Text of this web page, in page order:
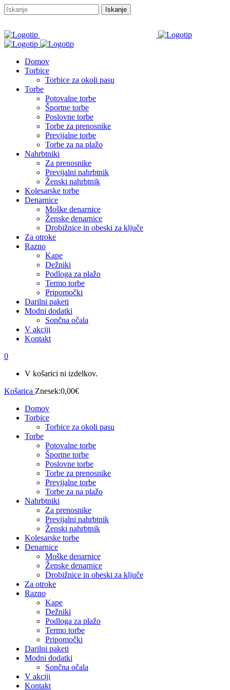
Domov
Torbice
Torbice za okoli pasu
Torbe
Potovalne torbe
Športne torbe
Poslovne torbe
Torbe za prenosnike
Previjalne torbe
Torbe za na plažo
Nahrbtniki
Za prenosnike
Previjalni nahrbtnik
Ženski nahrbtnik
Kolesarske torbe
Denarnice
Moške denarnice
Ženske denarnice
Drobižnice in obeski za ključe
Za otroke
Razno
Kape
Dežniki
Podloga za plažo
Termo torbe
Pripomočki
Darilni paketi
Modni dodatki
Sončna očala
V akciji
Kontakt
0
V košarici ni izdelkov.
Košarica Znesek:0,00€
Domov
Torbice
Torbice za okoli pasu
Torbe
Potovalne torbe
Športne torbe
Poslovne torbe
Torbe za prenosnike
Previjalne torbe
Torbe za na plažo
Nahrbtniki
Za prenosnike
Previjalni nahrbtnik
Ženski nahrbtnik
Kolesarske torbe
Denarnice
Moške denarnice
Ženske denarnice
Drobižnice in obeski za ključe
Za otroke
Razno
Kape
Dežniki
Podloga za plažo
Termo torbe
Pripomočki
Darilni paketi
Modni dodatki
Sončna očala
V akciji
Kontakt